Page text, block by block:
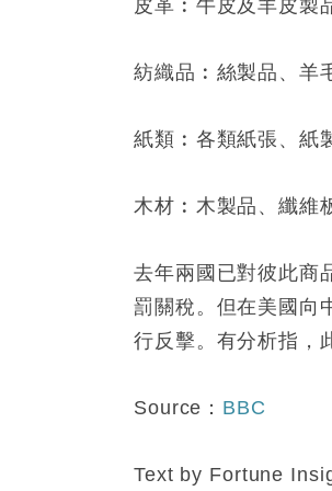
皮革︰牛皮及羊皮製
紡織品︰絲製品、羊
紙類︰各類紙張、紙
木材︰木製品、纖維
去年兩國已對彼此商
罰關稅。但在美國向
行反擊。有分析指，
Source： BBC
Text by Fortune